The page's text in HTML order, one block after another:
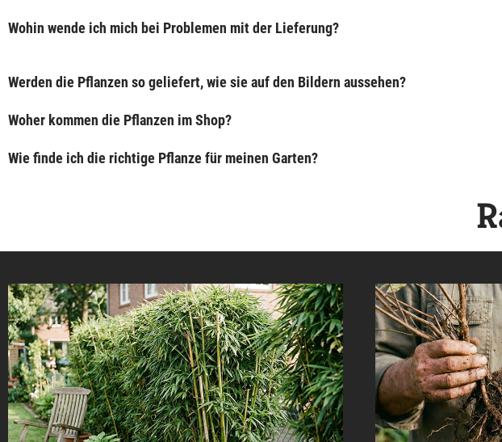
Wohin wende ich mich bei Problemen mit der Lieferung?
Werden die Pflanzen so geliefert, wie sie auf den Bildern aussehen?
Woher kommen die Pflanzen im Shop?
Wie finde ich die richtige Pflanze für meinen Garten?